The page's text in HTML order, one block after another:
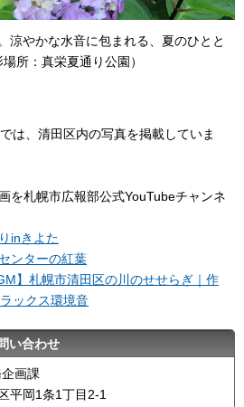
やかな水音に包まれる、夏のひとと
所：真栄夏通り公園）
は、 清田区内の写真を掲載していま
札幌市広報部公式YouTubeチャンネ
inきよた
ンターの紅葉
】札幌市清田区の川のせせらぎ｜作
ックス環境音
い合わせ
画課
平岡1条1丁目2-1